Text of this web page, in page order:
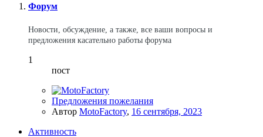
Форум
Новости, обсуждение, а также, все ваши вопросы и
предложения касательно работы форума
1
пост
Предложения пожелания
Автор MotoFactory, 16 сентября, 2023
Активность